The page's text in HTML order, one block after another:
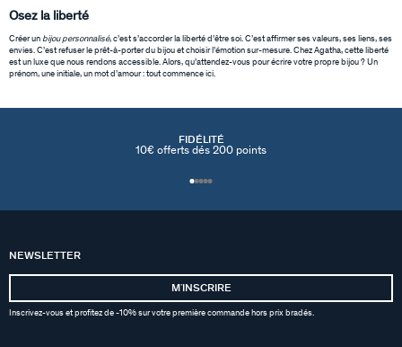
Osez la liberté
Créer un bijou personnalisé, c’est s’accorder la liberté d’être soi. C’est affirmer ses valeurs, ses liens, ses
envies. C’est refuser le prêt-à-porter du bijou et choisir l’émotion sur-mesure. Chez Agatha, cette liberté
est un luxe que nous rendons accessible. Alors, qu’attendez-vous pour écrire votre propre bijou ? Un
prénom, une initiale, un mot d’amour : tout commence ici.
FIDÉLITÉ
10€ offerts dés 200 points
NEWSLETTER
MʼINSCRIRE
Inscrivez-vous et profitez de -10% sur votre première commande hors prix bradés.